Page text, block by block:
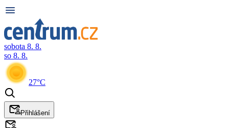
sobota 8. 8.
so 8. 8.
27°C
Přihlášení